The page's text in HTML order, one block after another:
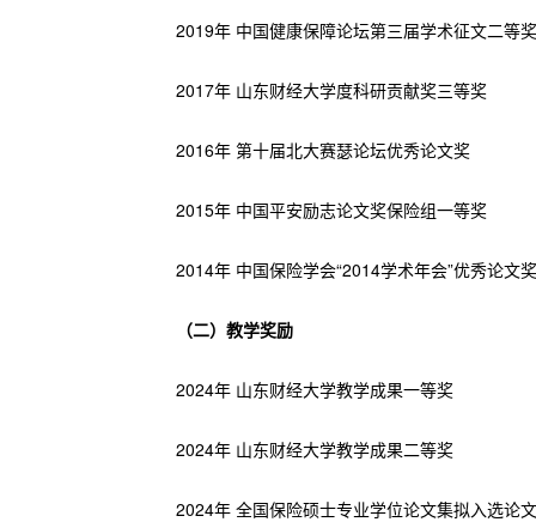
2019年 中国健康保障论坛第三届学术征文二等
2017年 山东财经大学度科研贡献奖三等奖
2016年 第十届北大赛瑟论坛优秀论文奖
2015年 中国平安励志论文奖保险组一等奖
2014年 中国保险学会“2014学术年会”优秀论文奖
（二）教学奖励
2024年 山东财经大学教学成果一等奖
2024年 山东财经大学教学成果二等奖
2024年 全国保险硕士专业学位论文集拟入选论